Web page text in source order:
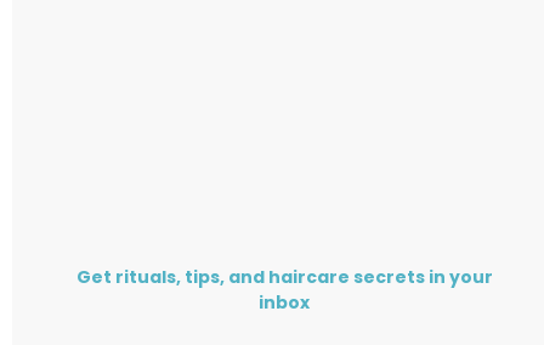
Get rituals, tips, and haircare secrets in your
inbox